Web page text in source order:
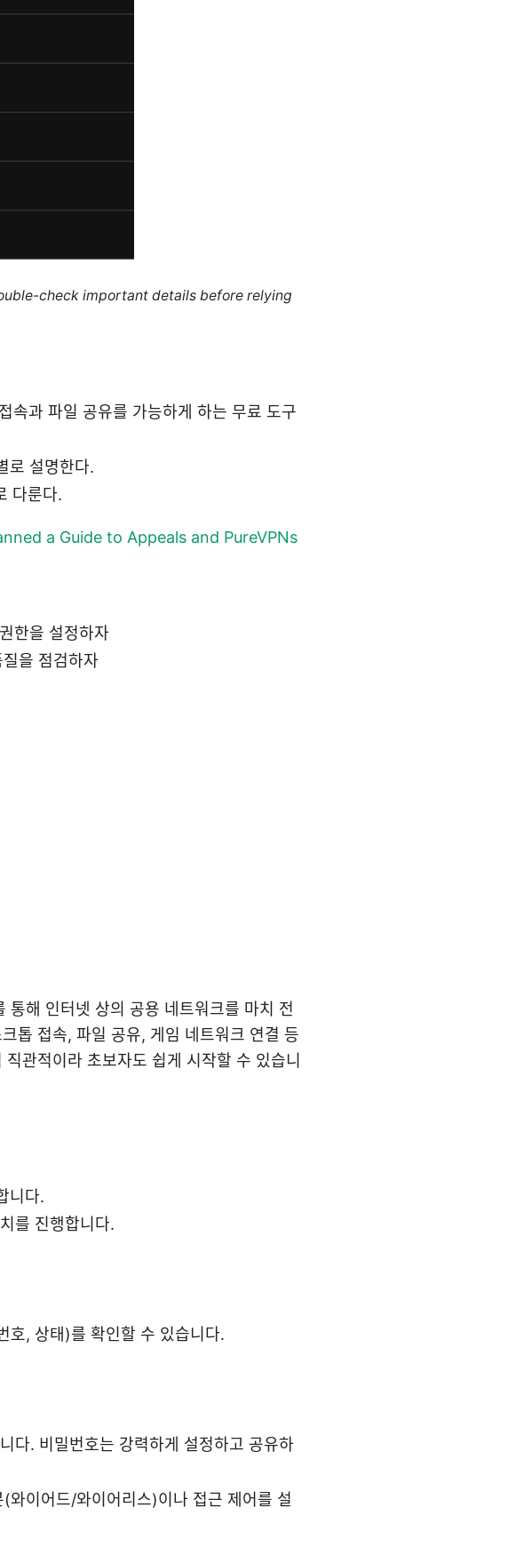
check important details before relying
속과 파일 공유를 가능하게 하는 무료 도구
로 설명한다.
다룬다.
a Guide to Appeals and PureVPNs
한을 설정하자
을 점검하자
해 인터넷 상의 공용 네트워크를 마치 전
톱 접속, 파일 공유, 게임 네트워크 연결 등
관적이라 초보자도 쉽게 시작할 수 있습니
니다.
를 진행합니다.
호, 상태)를 확인할 수 있습니다.
다. 비밀번호는 강력하게 설정하고 공유하
와이어드/와이어리스)이나 접근 제어를 설